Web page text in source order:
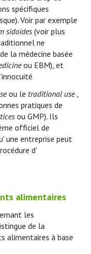
spécifiques
Voir par exemple
sidoides (voir plus
ne
la médecine basée
ou EBM), et
ou le traditional use,
pratiques de
ou GMP). Ils
officiel de
une entreprise peut
d'
alimentaires
les
de la
alimentaires à base